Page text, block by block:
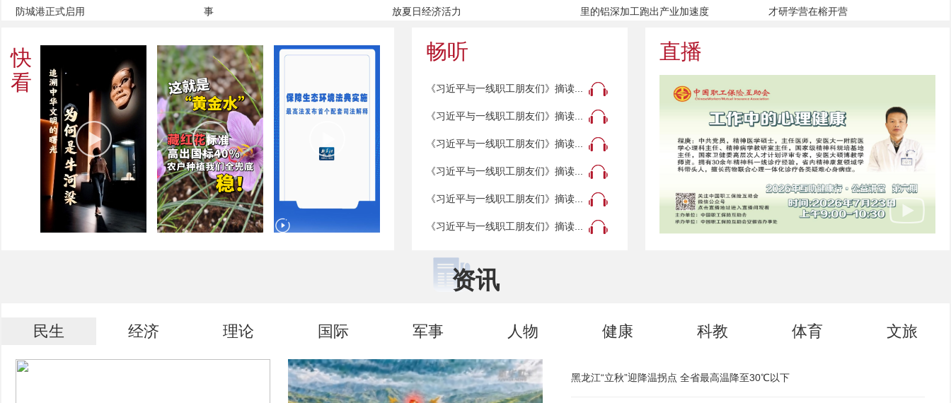
防城港正式启用
事
放夏日经济活力
里的铝深加工跑出产业加速度
才研学营在榕开营
快
看
畅听
《习近平与一线职工朋友们》摘读...
《习近平与一线职工朋友们》摘读...
《习近平与一线职工朋友们》摘读...
《习近平与一线职工朋友们》摘读...
《习近平与一线职工朋友们》摘读...
《习近平与一线职工朋友们》摘读...
直播
资讯
民生 经济 理论 国际 军事 人物 健康 科教 体育 文旅
黑龙江“立秋”迎降温拐点 全省最高温降至30℃以下